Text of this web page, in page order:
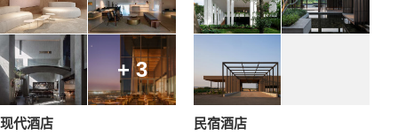
+ 3
现代酒店 民宿酒店